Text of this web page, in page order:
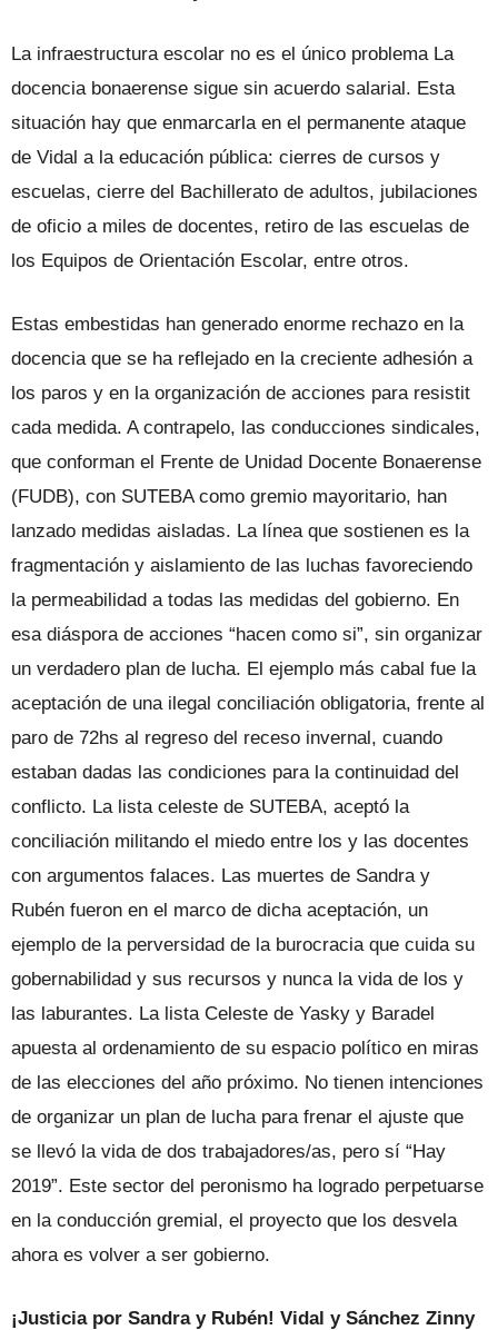
La infraestructura escolar no es el único problema La
docencia bonaerense sigue sin acuerdo salarial. Esta
situación hay que enmarcarla en el permanente ataque
de Vidal a la educación pública: cierres de cursos y
escuelas, cierre del Bachillerato de adultos, jubilaciones
de oficio a miles de docentes, retiro de las escuelas de
los Equipos de Orientación Escolar, entre otros.
Estas embestidas han generado enorme rechazo en la
docencia que se ha reflejado en la creciente adhesión a
los paros y en la organización de acciones para resistit
cada medida. A contrapelo, las conducciones sindicales,
que conforman el Frente de Unidad Docente Bonaerense
(FUDB), con SUTEBA como gremio mayoritario, han
lanzado medidas aisladas. La línea que sostienen es la
fragmentación y aislamiento de las luchas favoreciendo
la permeabilidad a todas las medidas del gobierno. En
esa diáspora de acciones “hacen como si”, sin organizar
un verdadero plan de lucha. El ejemplo más cabal fue la
aceptación de una ilegal conciliación obligatoria, frente al
paro de 72hs al regreso del receso invernal, cuando
estaban dadas las condiciones para la continuidad del
conflicto. La lista celeste de SUTEBA, aceptó la
conciliación militando el miedo entre los y las docentes
con argumentos falaces. Las muertes de Sandra y
Rubén fueron en el marco de dicha aceptación, un
ejemplo de la perversidad de la burocracia que cuida su
gobernabilidad y sus recursos y nunca la vida de los y
las laburantes. La lista Celeste de Yasky y Baradel
apuesta al ordenamiento de su espacio político en miras
de las elecciones del año próximo. No tienen intenciones
de organizar un plan de lucha para frenar el ajuste que
se llevó la vida de dos trabajadores/as, pero sí “Hay
2019”. Este sector del peronismo ha logrado perpetuarse
en la conducción gremial, el proyecto que los desvela
ahora es volver a ser gobierno.
¡Justicia por Sandra y Rubén! Vidal y Sánchez Zinny